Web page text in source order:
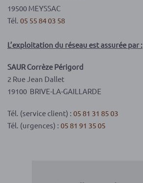
19500 MEYSSAC
Tél. 05 55 84 03 58
L’exploitation du réseau est assurée par :
SAUR Corrèze Périgord
2 Rue Jean Dallet
19100 BRIVE-LA-GAILLARDE
Tél. (service client) : 05 81 31 85 03
Tél. (urgences) : 05 81 91 35 05